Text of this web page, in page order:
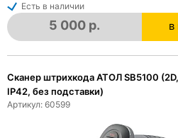
Есть в наличии
5 000 р. в
Сканер штрихкода АТОЛ SB5100
IP42, без подставки)
Артикул: 60599